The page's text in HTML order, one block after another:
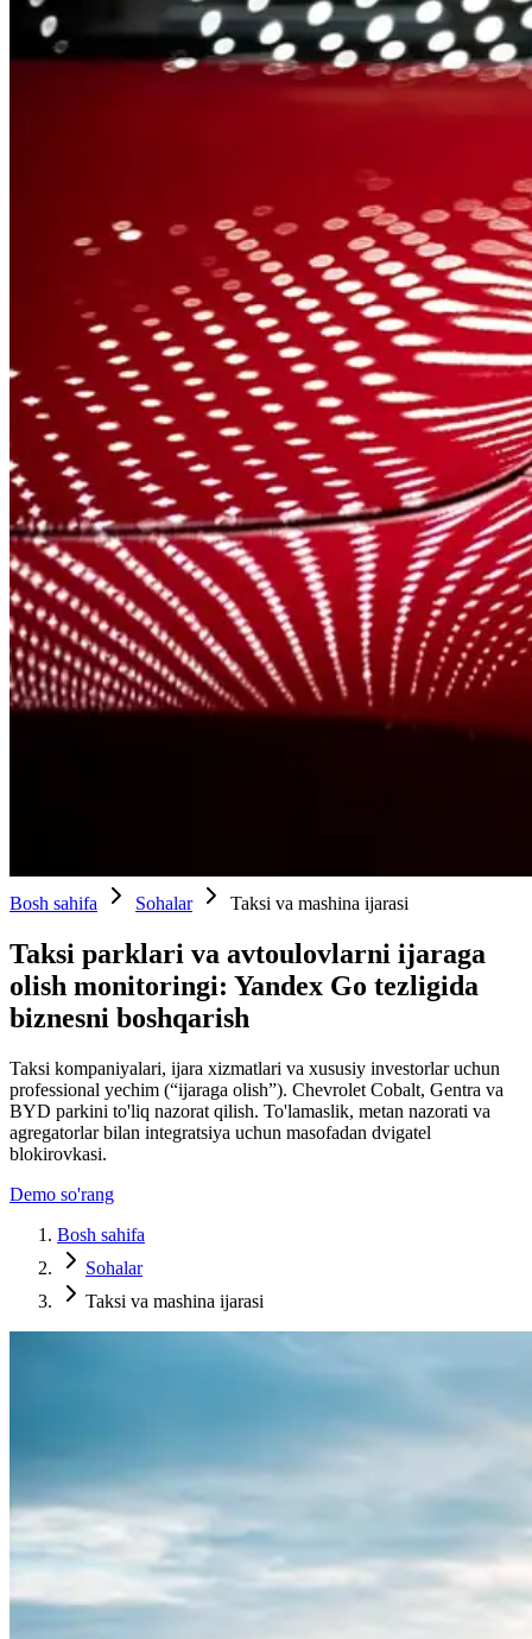
Bosh sahifa Sohalar Taksi va mashina ijarasi
Taksi parklari va avtoulovlarni ijaraga
olish monitoringi: Yandex Go tezligida
biznesni boshqarish
Taksi kompaniyalari, ijara xizmatlari va xususiy investorlar uchun
professional yechim (“ijaraga olish”). Chevrolet Cobalt, Gentra va
BYD parkini to'liq nazorat qilish. To'lamaslik, metan nazorati va
agregatorlar bilan integratsiya uchun masofadan dvigatel
blokirovkasi.
Demo so'rang
Bosh sahifa
Sohalar
Taksi va mashina ijarasi